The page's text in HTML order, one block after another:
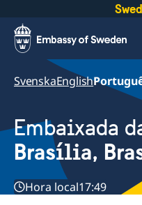
SvenskaEnglish
Embaixada
Brasília,
Hora local17:49